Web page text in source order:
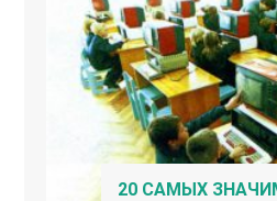
20 САМЫХ